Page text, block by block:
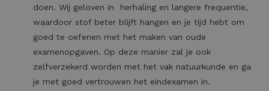
doen. Wij geloven in herhaling en langere frequentie,
waardoor stof beter blijft hangen en je tijd hebt om
goed te oefenen met het maken van oude
examenopgaven. Op deze manier zal je ook
zelfverzekerd worden met het vak natuurkunde en ga
je met goed vertrouwen het eindexamen in.